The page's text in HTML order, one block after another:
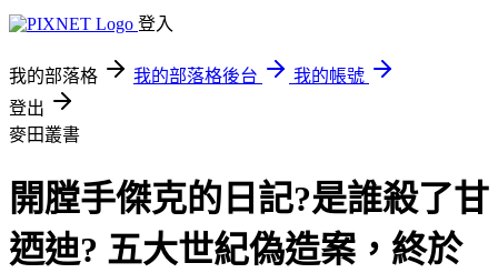
登入
我的部落格 我的部落格後台
我的帳號
登出
麥田叢書
開膛手傑克的日記?是誰殺了甘
迺迪? 五大世紀偽造案，終於